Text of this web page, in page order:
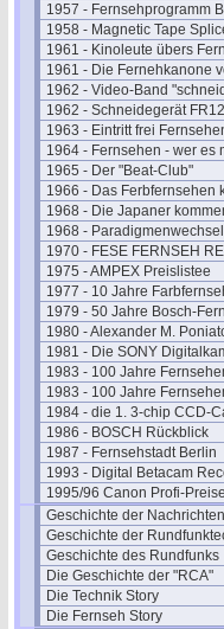
1957 - Fernsehprogramm
1958 - Magnetic Tape
1961 - Kinoleute übers
1961 - Die Fernehkanone
1962 - Video-Band
1962 - Schneidegerät
1963 - Eintritt frei
1964 - Fernsehen - wer es
1965 - Der "Beat-Club"
1966 - Das Ferbfernsehen
1968 - Die Japaner
1968 -
1970 - FESE FERNSEH
1975 - AMPEX Preislistee
1977 - 10 Jahre
1979 - 50 Jahre Bosch-
1980 - Alexander M.
1981 - Die SONY
1983 - 100 Jahre Fernsehen
1983 - 100 Jahre Fernsehen
1984 - die 1. 3-chip CCD-
1986 - BOSCH Rückblick
1987 - Fernsehstadt Berlin
1993 - Digital Betacam
1995/96 Canon Profi-Preise
Geschichte der
Geschichte der
Geschichte des Rundfunks
Die Geschichte der "RCA"
Die Technik Story
Die Fernseh Story